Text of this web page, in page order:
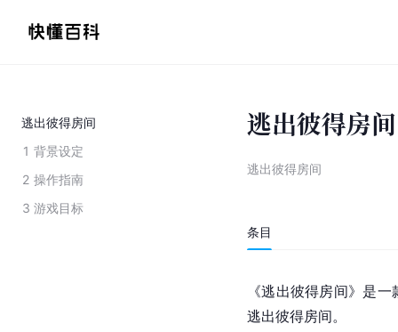
逃出彼得房间
1 背景设定
2 操作指南
3 游戏目标
逃出彼得房间
逃出彼得房间
条目
《逃出彼得房间》是
逃出彼得房间。